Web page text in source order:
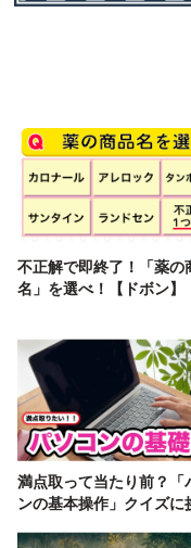
不正解で即終了！「薬の
名」を選べ！【ドボン】
満点取って当たり前？「
ンの基本操作」クイズに